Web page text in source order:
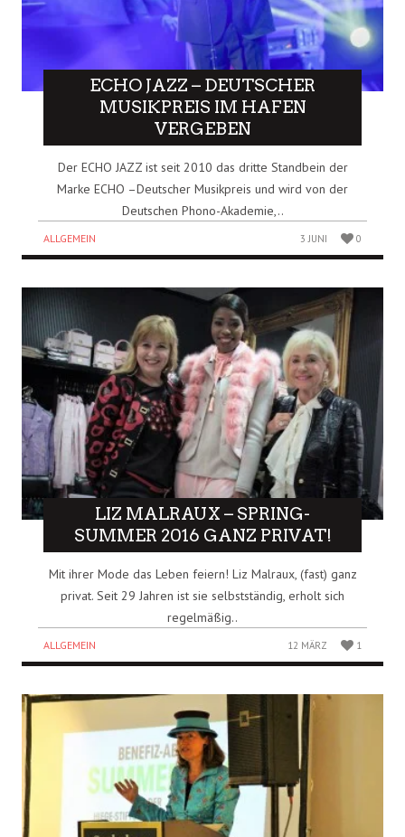
ECHO JAZZ – DEUTSCHER
MUSIKPREIS IM HAFEN
VERGEBEN
Der ECHO JAZZ ist seit 2010 das dritte Standbein der
Marke ECHO –Deutscher Musikpreis und wird von der
Deutschen Phono-Akademie,..
ALLGEMEIN 3 JUNI 0
LIZ MALRAUX – SPRING-
SUMMER 2016 GANZ PRIVAT!
Mit ihrer Mode das Leben feiern! Liz Malraux, (fast) ganz
privat. Seit 29 Jahren ist sie selbstständig, erholt sich
regelmäßig..
ALLGEMEIN 12 MÄRZ 1